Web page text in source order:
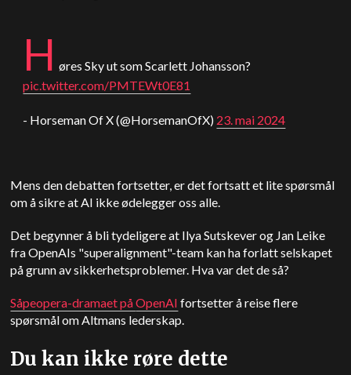
H øres Sky ut som Scarlett Johansson?
pic.twitter.com/PMTEWt0E81
- Horseman Of X (@HorsemanOfX) 23. mai 2024
Mens den debatten fortsetter, er det fortsatt et lite spørsmål
om å sikre at AI ikke ødelegger oss alle.
Det begynner å bli tydeligere at Ilya Sutskever og Jan Leike
fra OpenAIs "superalignment"-team kan ha forlatt selskapet
på grunn av sikkerhetsproblemer. Hva var det de så?
Såpeopera-dramaet påOpenAI fortsetter å reise flere
spørsmål om Altmans lederskap.
Du kan ikke røre dette